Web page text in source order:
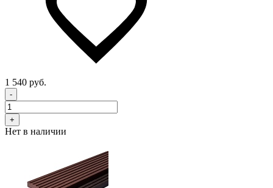
1 540 руб.
-
+
Нет в наличии